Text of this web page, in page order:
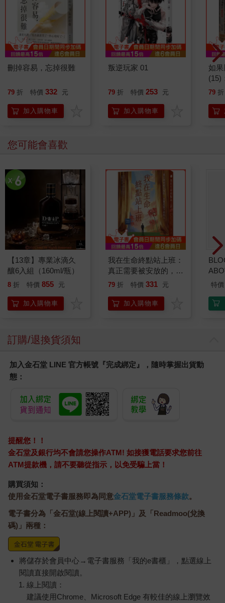
刪掉容易，忘掉很難
79 折 特價 332 元
加入購物車
叛逆玩家 01
79 折 特價 253 元
加入購物車
如
(15)
貓
79 折
您可能會喜歡
【13章】專業冰滴久
釀6入組（160ml/瓶）
8 折 特價 855 元
加入購物車
我在生命終點站上班：
真正需要被安放的，其
實是留下來的人
79 折 特價 331 元
加入購物車
特價
訂購/退換貨須知
加入金石堂 LINE 官方帳號『完成綁定』，隨時掌握出貨動
態：
提醒您！！
金石堂及銀行均不會請您操作ATM! 如接獲電話要求您前往
ATM提款機，請不要聽從指示，以免受騙上當！
購買須知：
使用金石堂電子書服務即為同意金石堂電子書服務條款。
電子書分為「金石堂(線上閱讀+APP)」及「Readmoo(兌換
碼)」兩種：
將儲存於會員中心→電子書服務「我的e書櫃」，點選線上
閱讀直接開啟閱讀。
線上閱讀：
建議使用Chrome、Microsoft Edge 有較佳的線上瀏覽效